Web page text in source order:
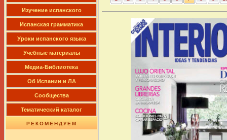
Изучение испанского
Испанская грамматика
Уроки испанского языка
Учебные материалы
Медиа-Библиотека
Об Испании и ЛА
Сообщества
Тематический каталог
РЕКОМЕНДУЕМ